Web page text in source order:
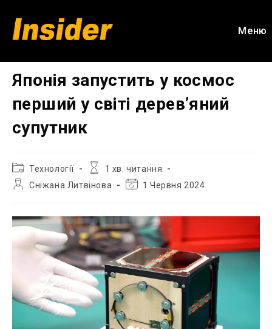
вмісту
Меню
Японія запустить у космос
перший у світі дерев’яний
супутник
Категорія
запису:
Технології
Час
1 хв. читання
АвторСніжана Литвінова
Остання1 Червня 2024